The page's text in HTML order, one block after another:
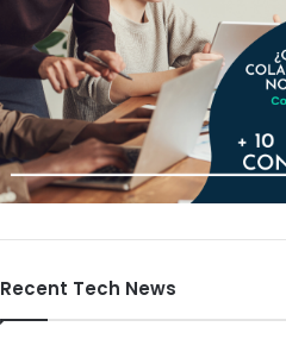
Recent Tech News